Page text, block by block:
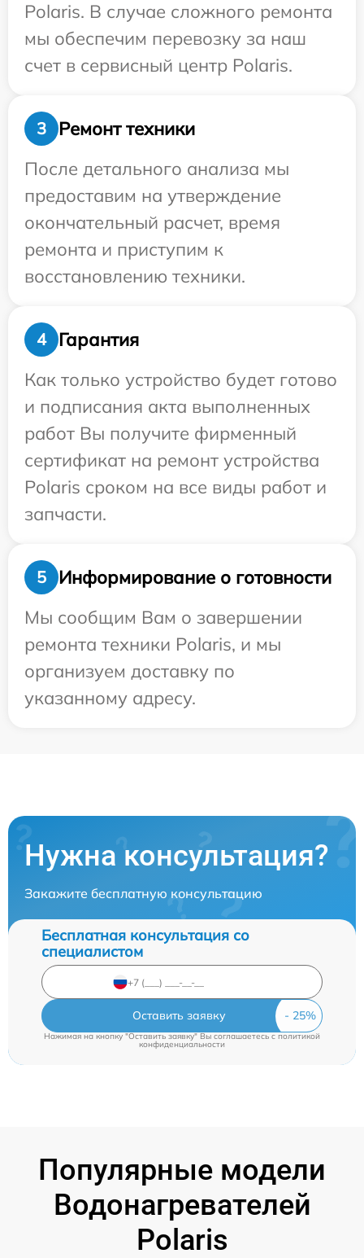
Polaris. В случае сложного ремонта
мы обеспечим перевозку за наш
счет в сервисный центр Polaris.
3
Ремонт техники
После детального анализа мы
предоставим на утверждение
окончательный расчет, время
ремонта и приступим к
восстановлению техники.
4
Гарантия
Как только устройство будет готово
и подписания акта выполненных
работ Вы получите фирменный
сертификат на ремонт устройства
Polaris сроком на все виды работ и
запчасти.
5
Информирование о готовности
Мы сообщим Вам о завершении
ремонта техники Polaris, и мы
организуем доставку по
указанному адресу.
Нужна консультация?
Закажите бесплатную консультацию
Бесплатная консультация со
специалистом
Оставить заявку
Нажимая на кнопку "Оставить заявку" Вы соглашаетесь cполитикой
конфиденциальности
Популярные модели
Водонагревателей
Polaris